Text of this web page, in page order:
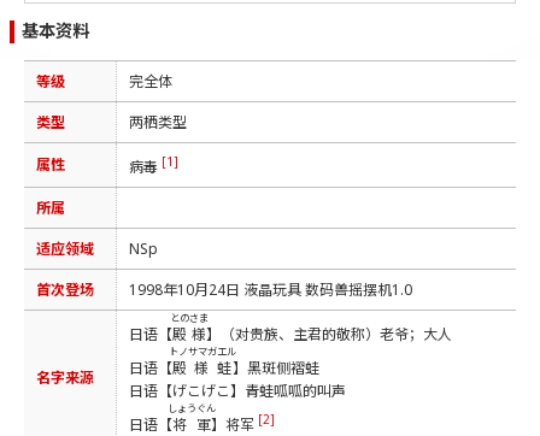
基本资料
等级
完全体
类型
两栖类型
属性 病毒 [1]
所属
适应领域
NSp
首次登场
1998年10月24日 液晶玩具 数码兽摇摆机1.0
名字来源
日语【殿様
とのさま
】（对贵族、主君的敬称）老爷；大人
日语【殿様蛙
トノサマガエル
】黑斑侧褶蛙
日语【げこげこ】青蛙呱呱的叫声
日语【将軍
しょうぐん
】将军 [2]